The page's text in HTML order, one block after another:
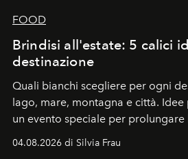
FOOD
Brindisi all'estate: 5 calici
destinazione
Quali bianchi scegliere per ogni
lago, mare, montagna e città.
un evento speciale per prolungare
04.08.2026 di Silvia Frau